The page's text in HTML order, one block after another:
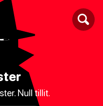
Null tillit.